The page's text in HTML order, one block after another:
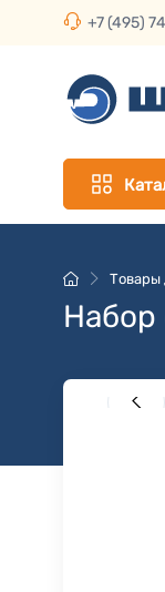
+7 (495)
Товары
Набор